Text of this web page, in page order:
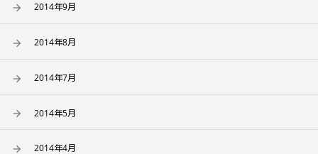
2014年9月
2014年8月
2014年7月
2014年5月
2014年4月